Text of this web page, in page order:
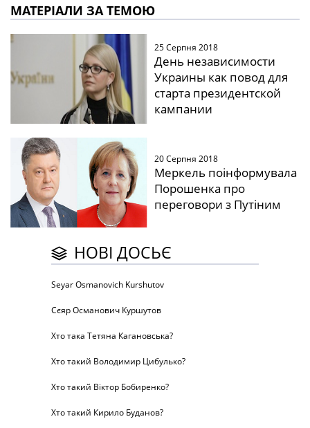
МАТЕРІАЛИ ЗА ТЕМОЮ
25 Серпня 2018
День независимости
Украины как повод для
старта президентской
кампании
20 Серпня 2018
Меркель поінформувала
Порошенка про
переговори з Путіним
НОВІ ДОСЬЄ
Seyar Osmanovich Kurshutov
Сєяр Османович Куршутов
Хто така Тетяна Кагановська?
Хто такий Володимир Цибулько?
Хто такий Віктор Бобиренко?
Хто такий Кирило Буданов?